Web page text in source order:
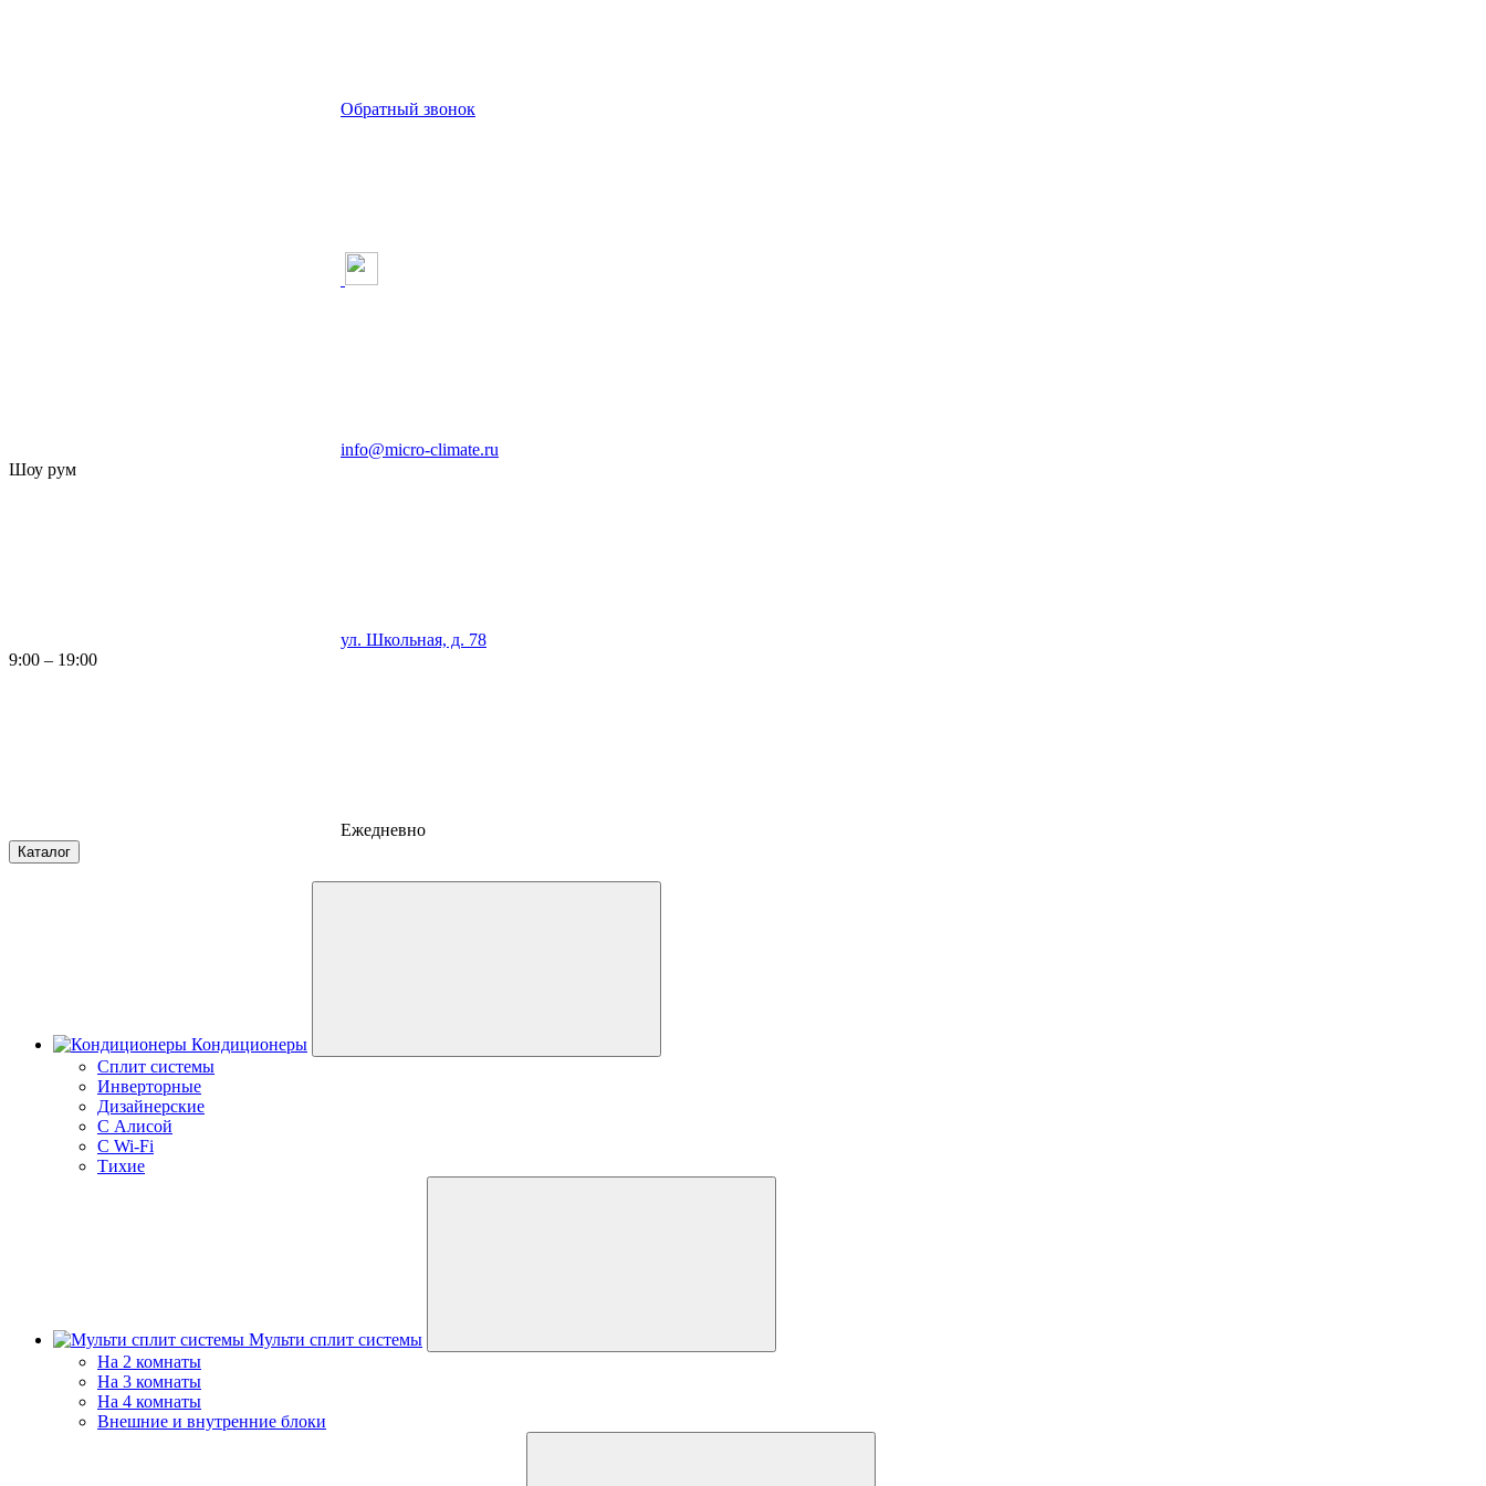
Обратный звонок
info@micro-climate.ru
Шоу рум
ул. Школьная, д. 78
9:00 – 19:00
Ежедневно
Каталог
Кондиционеры
Сплит системы
Инверторные
Дизайнерские
С Алисой
C Wi-Fi
Тихие
Мульти сплит системы
На 2 комнаты
На 3 комнаты
На 4 комнаты
Внешние и внутренние блоки